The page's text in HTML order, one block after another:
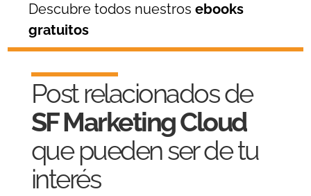
Descubre todos nuestrosebooks
gratuitos
Post relacionados de
SF Marketing Cloud
que pueden ser de tu
interés